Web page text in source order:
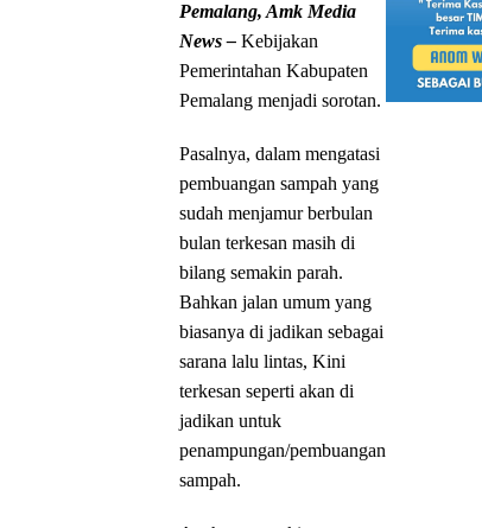
Pemalang, Amk Media
News – Kebijakan
Pemerintahan Kabupaten
Pemalang menjadi sorotan.
Pasalnya, dalam mengatasi
pembuangan sampah yang
sudah menjamur berbulan
bulan terkesan masih di
bilang semakin parah.
Bahkan jalan umum yang
biasanya di jadikan sebagai
sarana lalu lintas, Kini
terkesan seperti akan di
jadikan untuk
penampungan/pembuangan
sampah.